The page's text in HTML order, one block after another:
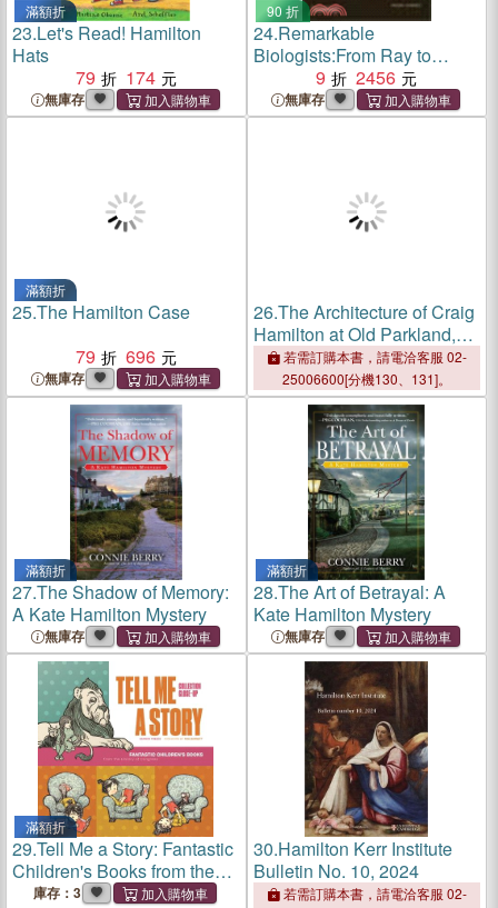
滿額折
23.Let's Read! Hamilton
Hats
79
174
無庫存
90 折
24.Remarkable
Biologists:From Ray to
Hamilton
9 2456
無庫存
滿額折
25.The Hamilton Case
79
696
無庫存
26.The Architecture of Craig
Hamilton at Old Parkland,
Dallas 3 Vol Set
若需訂購本書，請電洽客服 02-
25006600[分機130、131]。
滿額折
27.The Shadow of Memory:
A Kate Hamilton Mystery
無庫存
滿額折
28.The Art of Betrayal: A
Kate Hamilton Mystery
無庫存
滿額折
29.Tell Me a Story: Fantastic
Children's Books from the
Library of Congress
庫存：3
30.Hamilton Kerr Institute
Bulletin No. 10, 2024
若需訂購本書，請電洽客服 02-